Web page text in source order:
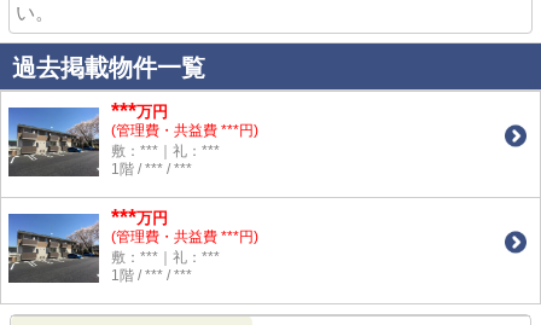
い。
過去掲載物件一覧
***万円
(管理費・共益費 ***円)
敷：***｜礼：***
1階 / *** / ***
***万円
(管理費・共益費 ***円)
敷：***｜礼：***
1階 / *** / ***